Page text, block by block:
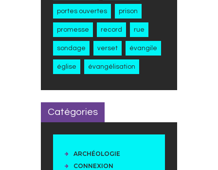
portes ouvertes prison
promesse record rue
sondage verset évangile
église évangélisation
Catégories
ARCHÉOLOGIE
CONNEXION